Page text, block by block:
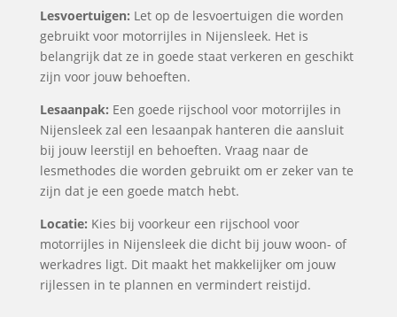
Lesvoertuigen: Let op de lesvoertuigen die worden
gebruikt voor motorrijles in Nijensleek. Het is
belangrijk dat ze in goede staat verkeren en geschikt
zijn voor jouw behoeften.
Lesaanpak: Een goede rijschool voor motorrijles in
Nijensleek zal een lesaanpak hanteren die aansluit
bij jouw leerstijl en behoeften. Vraag naar de
lesmethodes die worden gebruikt om er zeker van te
zijn dat je een goede match hebt.
Locatie: Kies bij voorkeur een rijschool voor
motorrijles in Nijensleek die dicht bij jouw woon- of
werkadres ligt. Dit maakt het makkelijker om jouw
rijlessen in te plannen en vermindert reistijd.